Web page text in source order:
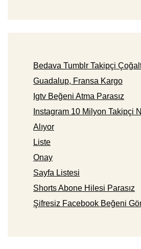
Bedava Tumblr Takipçi
Guadalup, Fransa Kargo
Igtv Beğeni Atma Parasız
Instagram 10 Milyon Takipçi
Alıyor
Liste
Onay
Sayfa Listesi
Shorts Abone Hilesi Parasız
Şifresiz Facebook Beğeni